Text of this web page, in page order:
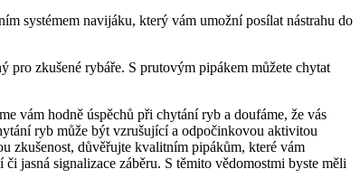
systémem navijáku, který vám umožní posílat nástrahu do‌
zkušené ​rybáře. S prutovým pipákem můžete chytat
vám hodně​ úspěchů při chytání ryb a doufáme,⁢ že vás⁣
ryb může být vzrušující a ‍odpočinkovou ⁣aktivitou
zkušenost, důvěřujte kvalitním pipákům, ‍které vám
jasná signalizace záběru. S těmito⁤ vědomostmi byste měli‍